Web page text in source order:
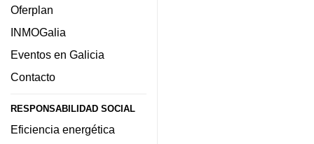
Oferplan
INMOGalia
Eventos en Galicia
Contacto
RESPONSABILIDAD SOCIAL
Eficiencia energética